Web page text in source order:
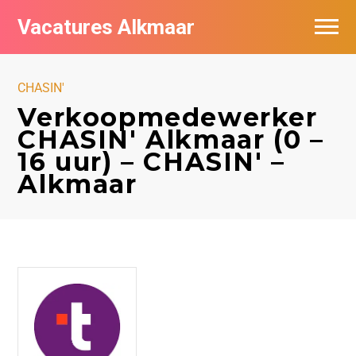
Vacatures Alkmaar
CHASIN'
Verkoopmedewerker
CHASIN' Alkmaar (0 –
16 uur) – CHASIN' –
Alkmaar
Vacatures per bedrijf